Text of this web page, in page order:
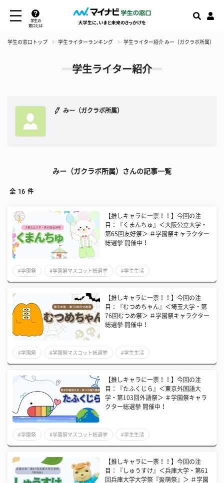
学生の
窓口とは
学生の窓口トップ 学生ライターランキング 学生ライター紹介 みー（ガクラボ所属）
学生ライター紹介
みー（ガクラボ所属）
みー（ガクラボ所属）さんの記事一覧
全 16 件
【推しキャラに一票！！】今回の注
目：『くまんちゅ』＜大阪公立大学・
第65回友好祭＞ ＃学園祭キャラクター
総選挙 開催中！
#学園祭 #学園祭マスコット総選挙 #学生生活
【推しキャラに一票！！】今回の注
目：『むつめちゃん』＜埼玉大学・第
76回むつめ祭＞ ＃学園祭キャラクター
総選挙 開催中！
#学園祭 #学園祭マスコット総選挙 #学生生活
【推しキャラに一票！！】今回の注
目：『たふくじら』＜東京外国語大
学・第103回外語祭＞ ＃学園祭キャラ
クター総選挙 開催中！
#学園祭 #学園祭マスコット総選挙 #学生生活
【推しキャラに一票！！】今回の注
目：『しゅうすけ』＜兵庫大学・第61
回兵庫大学大学祭『聚萌祭』＞ ＃学園